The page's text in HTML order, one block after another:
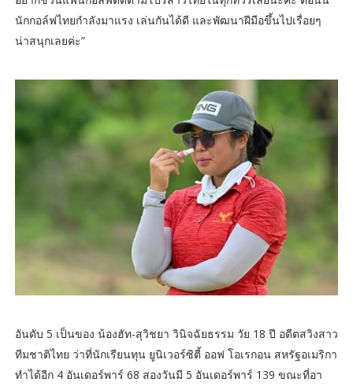
นักกอล์ฟไทยกำลังมาแรง เล่นกันได้ดี และพัฒนาฝีมือขึ้นไปเรื่อยๆ
น่าสนุกเลยค่ะ”
อันดับ 5 เป็นของ น้องฮัท-สุวิชยา วินิจฉัยธรรม วัย 18 ปี อดีตสวิงสาว
ทีมชาติไทย ว่าที่นักเรียนทุน ยูนิเวอร์ซิตี้ ออฟ โอเรกอน สหรัฐอเมริกา
ทำได้อีก 4 อันเดอร์พาร์ 68 สองวันมี 5 อันเดอร์พาร์ 139 ขณะที่อา